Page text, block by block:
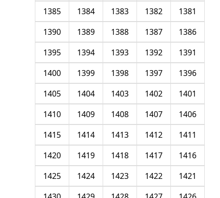
1381
1382
1383
1384
1385
1386
1387
1388
1389
1390
1391
1392
1393
1394
1395
1396
1397
1398
1399
1400
1401
1402
1403
1404
1405
1406
1407
1408
1409
1410
1411
1412
1413
1414
1415
1416
1417
1418
1419
1420
1421
1422
1423
1424
1425